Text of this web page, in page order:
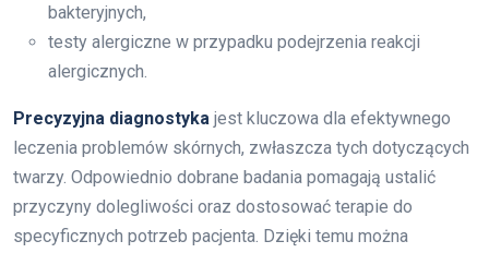
bakteryjnych,
testy alergiczne w przypadku podejrzenia reakcji
alergicznych.
Precyzyjna diagnostyka jest kluczowa dla efektywnego
leczenia problemów skórnych, zwłaszcza tych dotyczących
twarzy. Odpowiednio dobrane badania pomagają ustalić
przyczyny dolegliwości oraz dostosować terapie do
specyficznych potrzeb pacjenta. Dzięki temu można